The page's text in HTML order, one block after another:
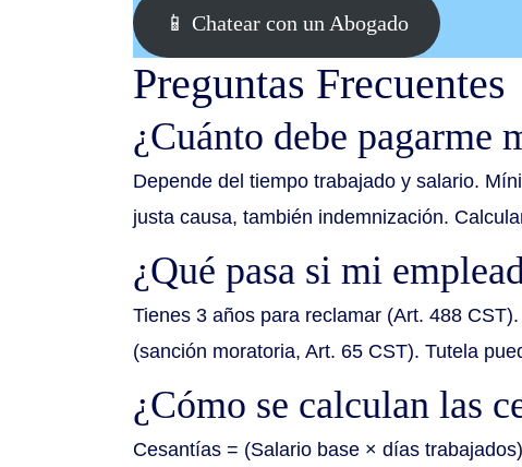
📱 Chatear con un Abogado
Preguntas Frecuentes
¿Cuánto debe pagarme
Depende del tiempo trabajado y salario.
justa causa, también indemnización.
¿Qué pasa si mi
Tienes 3 años para reclamar (Art. 488
(sanción moratoria, Art. 65 CST). Tutela
¿Cómo se calculan las
Cesantías = (Salario base × días